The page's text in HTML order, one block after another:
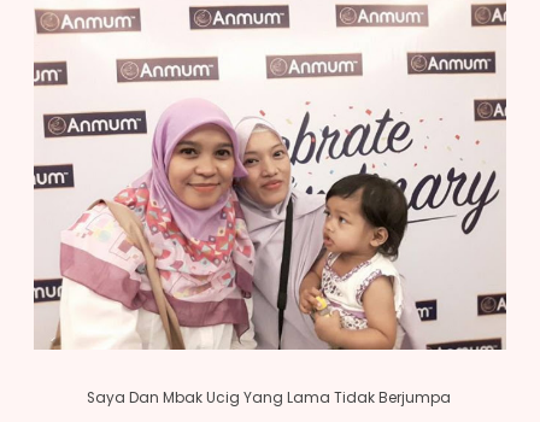
Saya Dan Mbak Ucig Yang Lama Tidak Berjumpa